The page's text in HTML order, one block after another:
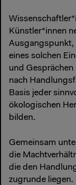
Künstler*innen
Ausgangspunkt,
eines solchen
und Gesprächen
nach
Basis jeder
ökologischen
bilden.
Gemeinsam
die
die den
zugrunde liegen.